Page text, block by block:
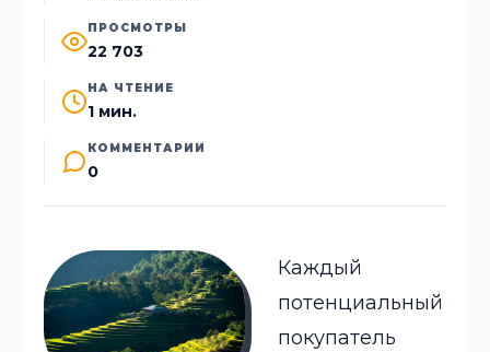
ПРОСМОТРЫ
22 703
НА ЧТЕНИЕ
1 мин.
КОММЕНТАРИИ
0
Каждый
потенциальный
покупатель